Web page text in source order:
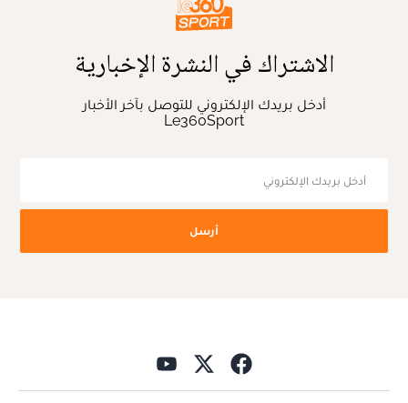
الاشتراك في النشرة الإخبارية
أدخل بريدك الإلكتروني للتوصل بآخر الأخبار
Le360Sport
أرسل